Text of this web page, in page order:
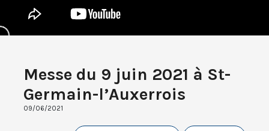
Messe du 9 juin 2021 à St-
Germain-l’Auxerrois
09/06/2021